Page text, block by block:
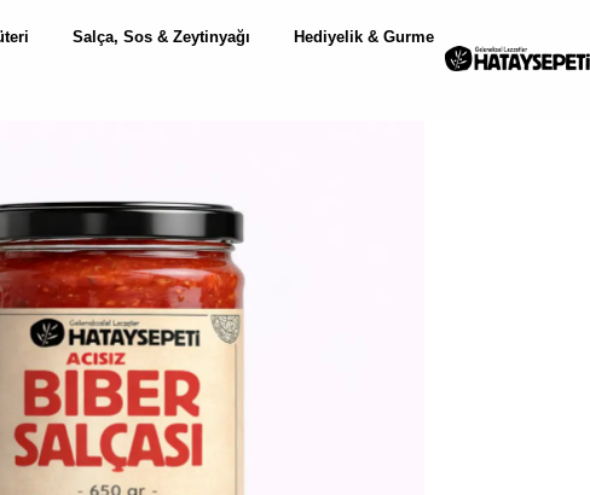
Salça, Sos & Zeytinyağı
Hediyelik & Gurme